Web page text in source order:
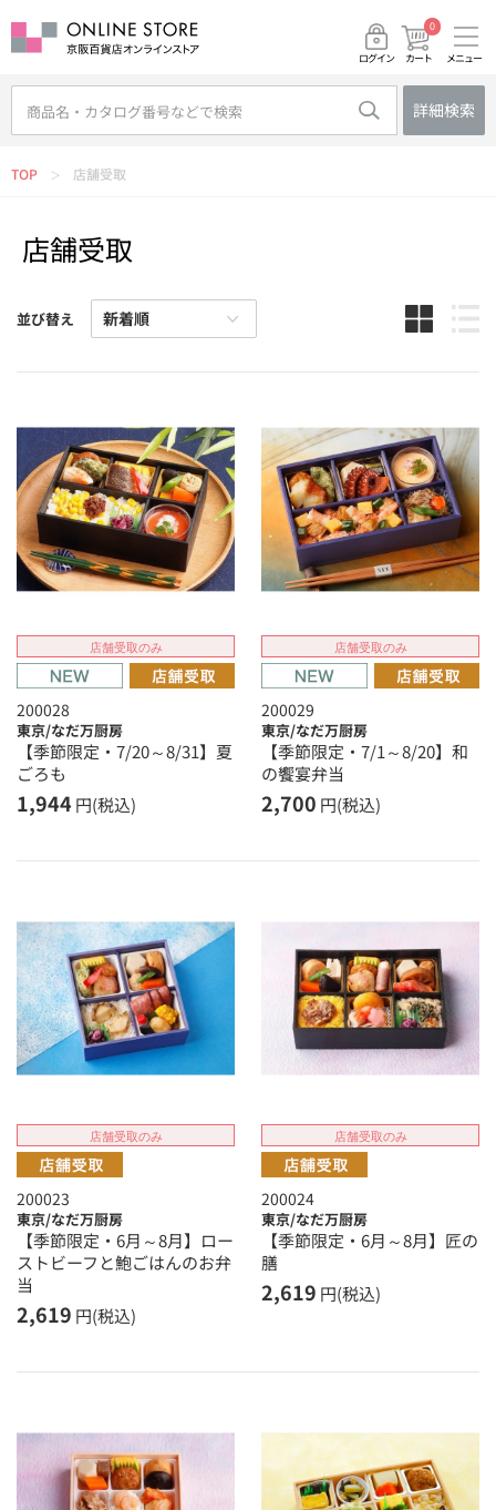
ログイン カート
0
メニュー
詳細検索
TOP ＞ 店舗受取
店舗受取
並び替え
店舗受取のみ
200028
東京/なだ万厨房
【季節限定・7/20～8/31】夏
ごろも
1,944 円(税込)
店舗受取のみ
200029
東京/なだ万厨房
【季節限定・7/1～8/20】和
の饗宴弁当
2,700 円(税込)
店舗受取のみ
200023
東京/なだ万厨房
【季節限定・6月～8月】ロー
ストビーフと鮑ごはんのお弁
当
2,619 円(税込)
店舗受取のみ
200024
東京/なだ万厨房
【季節限定・6月～8月】匠の
膳
2,619 円(税込)